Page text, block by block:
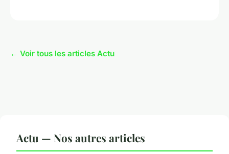
← Voir tous les articles Actu
Actu — Nos autres articles